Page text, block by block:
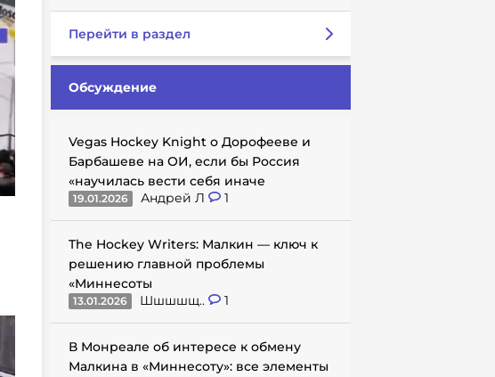
Перейти в раздел
Обсуждение
Vegas Hockey Knight о Дорофееве и
Барбашеве на ОИ, если бы Россия
«научилась вести себя иначе
19.01.2026 Андрей Л 1
The Hockey Writers: Малкин — ключ к
решению главной проблемы
«Миннесоты
13.01.2026 Шшшшщ.. 1
В Монреале об интересе к обмену
Малкина в «Миннесоту»: все элементы